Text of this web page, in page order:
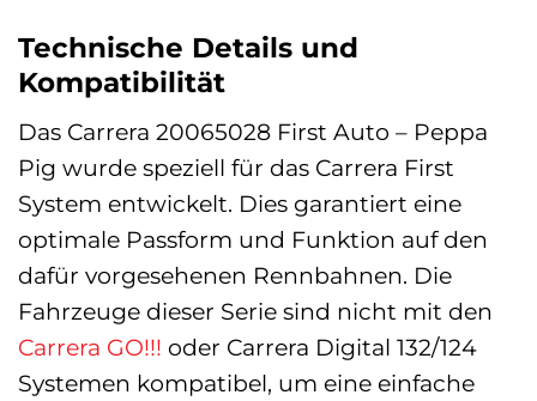
Technische Details und
Kompatibilität
Das Carrera 20065028 First Auto – Peppa
Pig wurde speziell für das Carrera First
System entwickelt. Dies garantiert eine
optimale Passform und Funktion auf den
dafür vorgesehenen Rennbahnen. Die
Fahrzeuge dieser Serie sind nicht mit den
Carrera GO!!! oder Carrera Digital 132/124
Systemen kompatibel, um eine einfache